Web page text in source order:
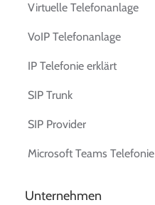
Virtuelle Telefonanlage
VoIP Telefonanlage
IP Telefonie erklärt
SIP Trunk
SIP Provider
Microsoft Teams Telefonie
Unternehmen